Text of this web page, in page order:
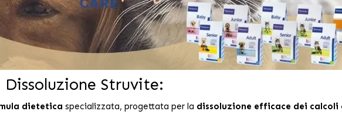
Struvite:
dietetica specializzata, progettata per la dissoluzione efficace dei calcoli